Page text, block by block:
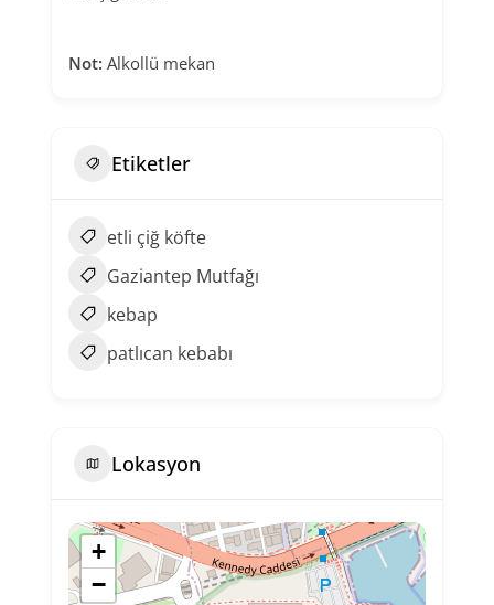
Not: Alkollü mekan
Etiketler
etli çiğ köfte
Gaziantep Mutfağı
kebap
patlıcan kebabı
Lokasyon
+
−